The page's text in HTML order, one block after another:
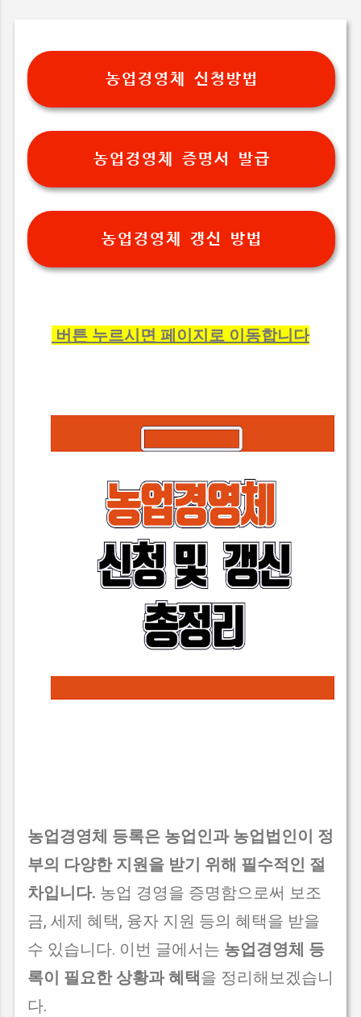
농업경영체 신청방법
농업경영체 증명서 발급
농업경영체 갱신 방법
버튼 누르시면 페이지로 이동합니다
농업경영체 등록은 농업인과 농업법인이 정
부의 다양한 지원을 받기 위해 필수적인 절
차입니다. 농업 경영을 증명함으로써 보조
금, 세제 혜택, 융자 지원 등의 혜택을 받을
수 있습니다. 이번 글에서는 농업경영체 등
록이 필요한 상황과 혜택을 정리해보겠습니
다.